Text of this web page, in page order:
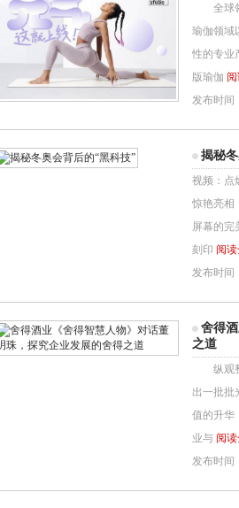
全球领
瑜伽领域
性的专业
版瑜伽 阅
发布时间
揭秘
视频：
惊艳亮
屏幕的完
刻印 阅读
发布时间
舍得
之道
纵观整
出一批批
值的升华
业与 阅读
发布时间